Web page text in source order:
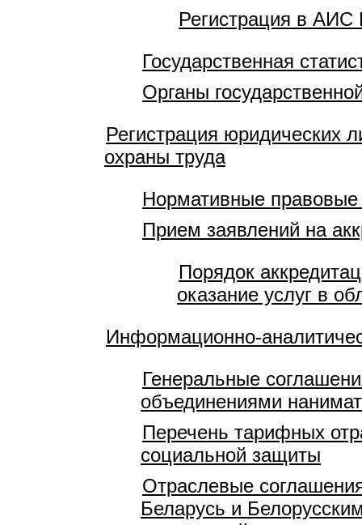
Регистрация в АИС
Государственная
Органы
Регистрация юридических
охраны труда
Нормативные правовые
Прием заявлений на
Порядок
оказание услуг в
Информационно-
Генеральные
объединениями
Перечень тарифных
социальной защиты
Отраслевые
Беларусь и